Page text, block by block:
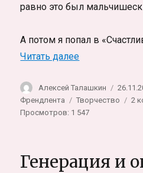
равно это был
А потом я попал в
Читать далее«Про лагерь
Автор
Алексей Талашкин
Френдлента
Метки
Творчество 2
Просмотров: 1 547
Генерация и